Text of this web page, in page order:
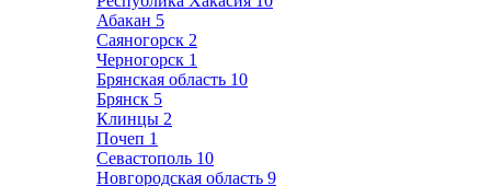
Абакан 5
Саяногорск 2
Черногорск 1
Брянская область 10
Брянск 5
Клинцы 2
Почеп 1
Севастополь 10
Новгородская область 9